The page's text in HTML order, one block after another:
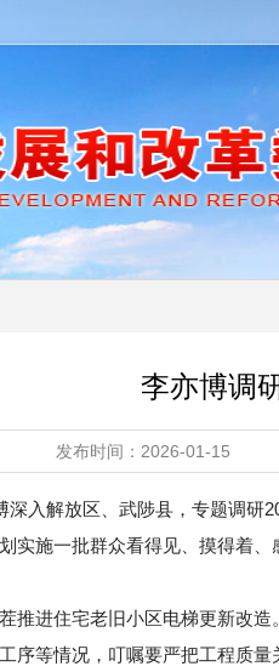
李亦博调
发布时间：2026-
深入解放区、武陟县，专题调
实施一批群众看得见、摸得着
推进住宅老旧小区电梯更新改
序等情况，叮嘱要严把工程质